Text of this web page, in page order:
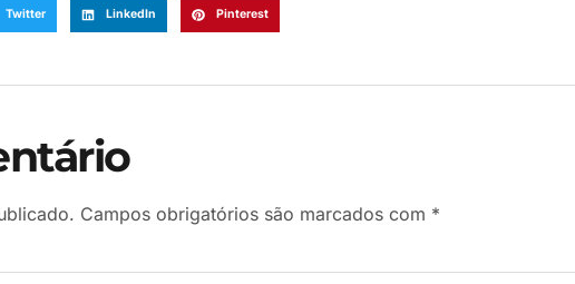
Twitter LinkedIn Pinterest
Campos obrigatórios são marcados com *